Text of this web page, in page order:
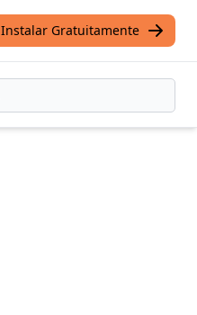
Instalar Gratuitamente